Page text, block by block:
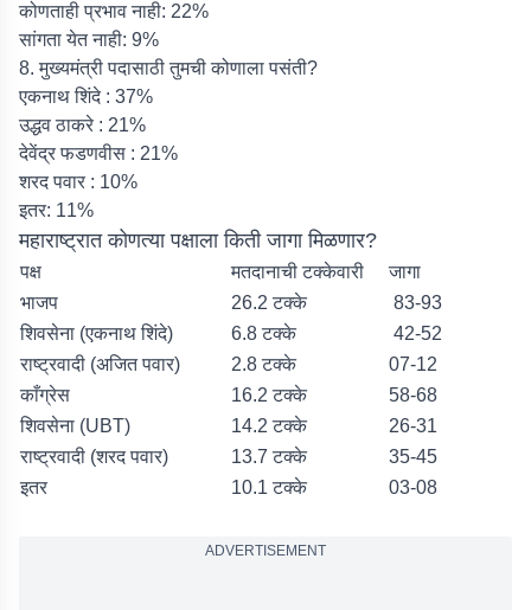
कोणताही प्रभाव नाही: 22%
सांगता येत नाही: 9%
8. मुख्यमंत्री पदासाठी तुमची कोणाला पसंती?
एकनाथ शिंदे : 37%
उद्धव ठाकरे : 21%
देवेंद्र फडणवीस : 21%
शरद पवार : 10%
इतर: 11%
महाराष्ट्रात कोणत्या पक्षाला किती जागा मिळणार?
पक्ष मतदानाची टक्केवारी
जागा
भाजप
26.2 टक्के
83-93
शिवसेना (एकनाथ शिंदे)
6.8 टक्के
42-52
राष्ट्रवादी (अजित पवार)
2.8 टक्के
07-12
काँग्रेस
16.2 टक्के
58-68
शिवसेना (UBT)
14.2 टक्के
26-31
राष्ट्रवादी (शरद पवार)
13.7 टक्के
35-45
इतर
10.1 टक्के 03-08
ADVERTISEMENT